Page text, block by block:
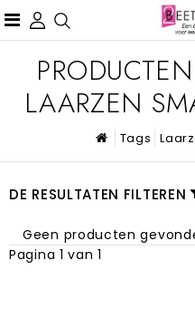
LAARZEN
Tags
DE RESULTATEN FILTEREN
Geen producten
Pagina 1 van 1